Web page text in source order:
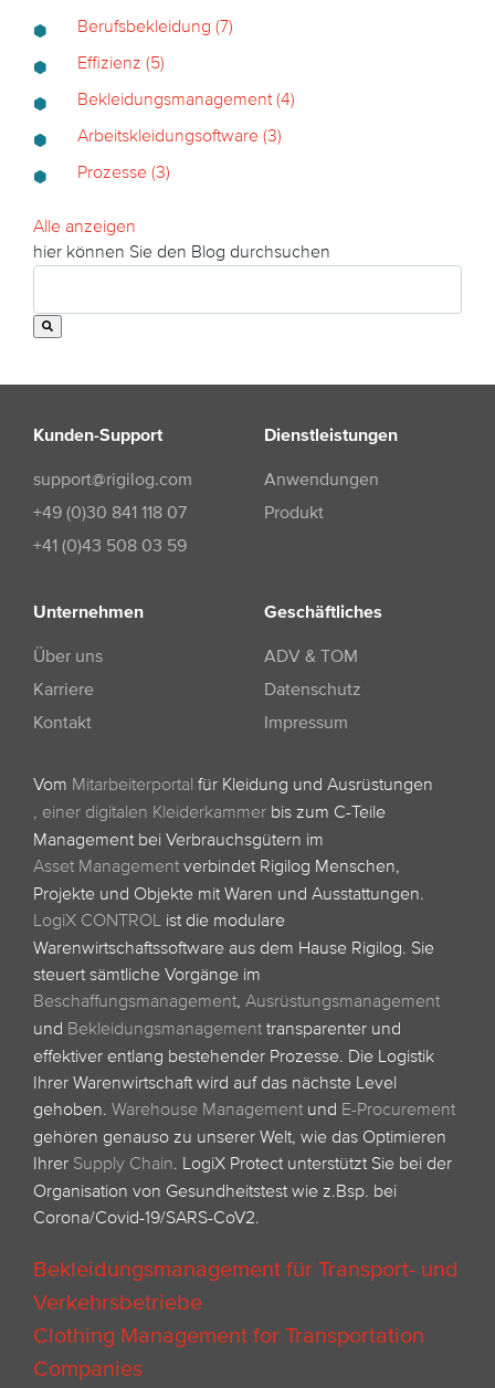
Berufsbekleidung (7)
Effizienz (5)
Bekleidungsmanagement(4)
Arbeitskleidungsoftware (3)
Prozesse (3)
Alle anzeigen
hier können Sie den Blog durchsuchen
Kunden-Support
support@rigilog.com
+49 (0)30 841 118 07
+41 (0)43 508 03 59
Dienstleistungen
Anwendungen
Produkt
Unternehmen
Über uns
Karriere
Kontakt
Geschäftliches
ADV & TOM
Datenschutz
Impressum
Vom Mitarbeiterportal für Kleidung und Ausrüstungen
, einer digitalen Kleiderkammer bis zum C-Teile
Management bei Verbrauchsgütern im
Asset Management verbindet Rigilog Menschen,
Projekte und Objekte mit Waren und Ausstattungen.
LogiX CONTROL ist die modulare
Warenwirtschaftssoftware aus dem Hause Rigilog. Sie
steuert sämtliche Vorgänge im
Beschaffungsmanagement, Ausrüstungsmanagement
und Bekleidungsmanagement transparenter und
effektiver entlang bestehender Prozesse. Die Logistik
Ihrer Warenwirtschaft wird auf das nächste Level
gehoben. Warehouse Management und E-Procurement
gehören genauso zu unserer Welt, wie das Optimieren
Ihrer Supply Chain. LogiX Protect unterstützt Sie bei der
Organisation von Gesundheitstest wie z.Bsp. bei
Corona/Covid-19/SARS-CoV2.
Bekleidungsmanagement für Transport- und
Verkehrsbetriebe
Clothing Management for Transportation
Companies